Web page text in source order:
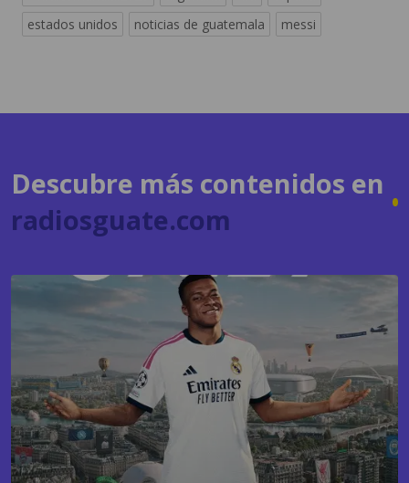
radiosguate.com
GAMING